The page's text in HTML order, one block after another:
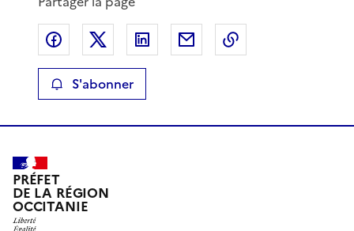
Partager sur Facebook
Partager sur XPartager sur LinkedIn
Partager par email
S'abonner
PRÉFET
DE LA RÉGION
OCCITANIE